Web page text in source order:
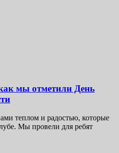
мы отметили День
теплом и радостью, которые
Мы провели для ребят